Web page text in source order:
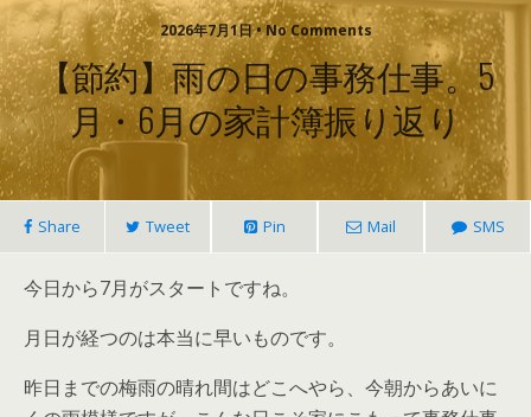
2026年7月1日 • No Comments
【節約】雨の日の事務仕事。5
月・6月の家計簿振り返り
Share Tweet Pin Mail SMS
今日から7月がスタートですね。
月日が経つのは本当に早いものです。
昨日までの梅雨の晴れ間はどこへやら、今朝からあいに